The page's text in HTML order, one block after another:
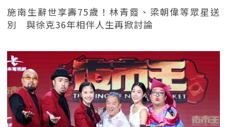
施南生辭世享壽75歲！林青霞、梁朝偉等眾星送
別 與徐克36年相伴人生再掀討論